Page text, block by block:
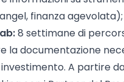
finanza agevolata);
8 settimane di
la documentazione
investimento. A partire